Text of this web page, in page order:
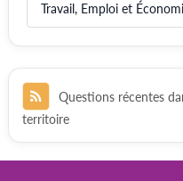
Travail, Emploi et
Questions récentes
territoire